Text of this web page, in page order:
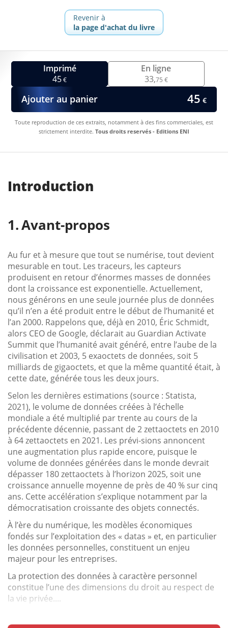
Revenir à
la page d'achat du livre
Imprimé
45€
En ligne
33,75 €
Ajouter au panier 45 €
Toute reproduction de ces extraits, notamment à des fins commerciales, est
strictement interdite. Tous droits reservés - Editions ENI
Introduction
Avant-propos
Au fur et à mesure que tout se numérise, tout devient
mesurable en tout. Les traceurs, les capteurs
produisent en retour d’énormes masses de données
dont la croissance est exponentielle. Actuellement,
nous générons en une seule journée plus de données
qu’il n’en a été produit entre le début de l’humanité et
l’an 2000. Rappelons que, déjà en 2010, Éric Schmidt,
alors CEO de Google, déclarait au Guardian Activate
Summit que l’humanité avait généré, entre l’aube de la
civilisation et 2003, 5 exaoctets de données, soit 5
milliards de gigaoctets, et que la même quantité était, à
cette date, générée tous les deux jours.
Selon les dernières estimations (source : Statista,
2021), le volume de données créées à l’échelle
mondiale a été multiplié par trente au cours de la
précédente décennie, passant de 2 zettaoctets en 2010
à 64 zettaoctets en 2021. Les prévi-sions annoncent
une augmentation plus rapide encore, puisque le
volume de données générées dans le monde devrait
dépasser 180 zettaoctets à l’horizon 2025, soit une
croissance annuelle moyenne de près de 40 % sur cinq
ans. Cette accélération s’explique notamment par la
démocratisation croissante des objets connectés.
À l’ère du numérique, les modèles économiques
fondés sur l’exploitation des « datas » et, en particulier
les données personnelles, constituent un enjeu
majeur pour les entreprises.
La protection des données à caractère personnel
constitue l’une des dimensions du droit au respect de
la vie privée....